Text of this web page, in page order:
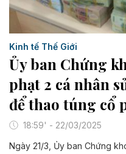
Kinh tế Thế Giới
Ủy ban Chứng
phạt 2 cá nhân
để thao túng cổ
18:59' - 22/03/2025
Ngày 21/3, Ủy ban Chứng